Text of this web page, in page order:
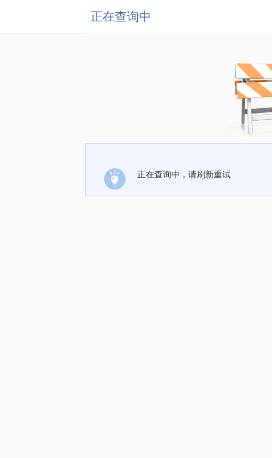
正在查询中
正在查询中，请刷新重试